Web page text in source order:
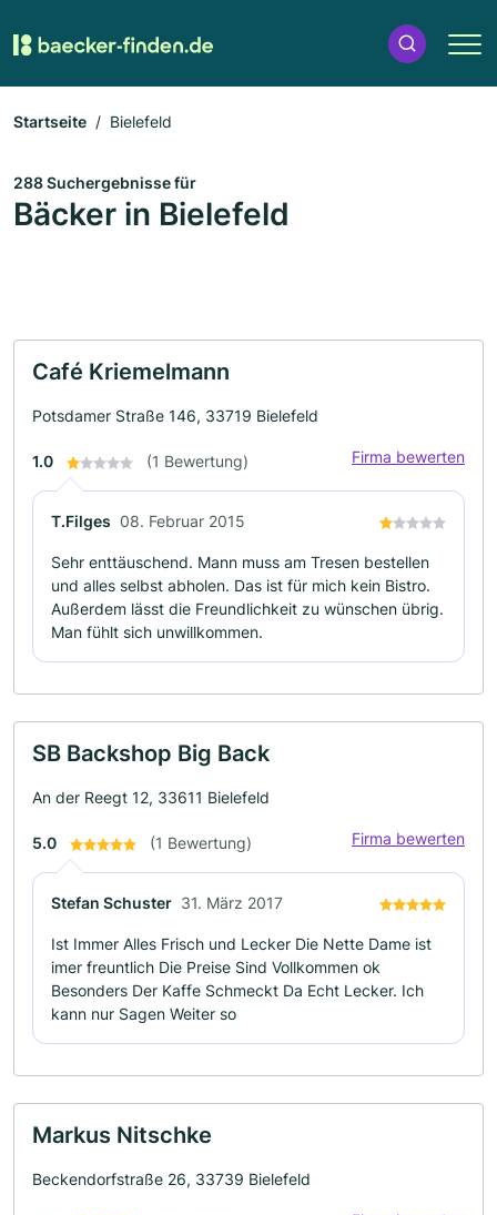
Startseite Bielefeld
288 Suchergebnisse für
Bäcker in Bielefeld
Café Kriemelmann
Potsdamer Straße 146, 33719 Bielefeld
1.0 (1 Bewertung) Firma bewerten
T.Filges 08. Februar 2015
Sehr enttäuschend. Mann muss am Tresen bestellen
und alles selbst abholen. Das ist für mich kein Bistro.
Außerdem lässt die Freundlichkeit zu wünschen übrig.
Man fühlt sich unwillkommen.
SB Backshop Big Back
An der Reegt 12, 33611 Bielefeld
5.0 (1 Bewertung) Firma bewerten
Stefan Schuster 31. März 2017
Ist Immer Alles Frisch und Lecker Die Nette Dame ist
imer freuntlich Die Preise Sind Vollkommen ok
Besonders Der Kaffe Schmeckt Da Echt Lecker. Ich
kann nur Sagen Weiter so
Markus Nitschke
Beckendorfstraße 26, 33739 Bielefeld